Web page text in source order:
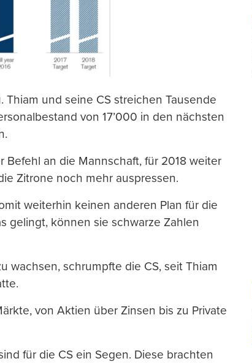
und seine CS streichen Tausende
von 17’000 in den nächsten
Befehl an die Mannschaft, für 2018 weiter
Zitrone noch mehr auspressen.
weiterhin keinen anderen Plan für die
gelingt, können sie schwarze Zahlen
wachsen, schrumpfte die CS, seit Thiam
von Aktien über Zinsen bis zu Private
für die CS ein Segen. Diese brachten